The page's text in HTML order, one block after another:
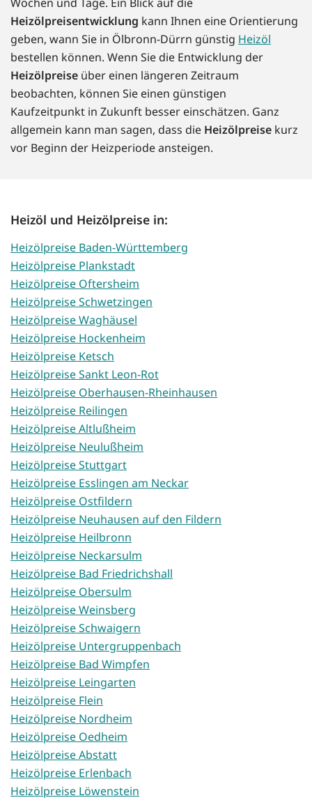
Heizölpreisentwicklung kann Ihnen eine Orientierung
geben, wann Sie in Ölbronn-Dürrn günstig Heizöl
bestellen können. Wenn Sie die Entwicklung der
Heizölpreise über einen längeren Zeitraum
beobachten, können Sie einen günstigen
Kaufzeitpunkt in Zukunft besser einschätzen. Ganz
allgemein kann man sagen, dass die Heizölpreise kurz
vor Beginn der Heizperiode ansteigen.
Heizöl und Heizölpreise in:
Heizölpreise Baden-Württemberg
Heizölpreise Plankstadt
Heizölpreise Oftersheim
Heizölpreise Schwetzingen
Heizölpreise Waghäusel
Heizölpreise Hockenheim
Heizölpreise Ketsch
Heizölpreise Sankt Leon-Rot
Heizölpreise Oberhausen-Rheinhausen
Heizölpreise Reilingen
Heizölpreise Altlußheim
Heizölpreise Neulußheim
Heizölpreise Stuttgart
Heizölpreise Esslingen am Neckar
Heizölpreise Ostfildern
Heizölpreise Neuhausen auf den Fildern
Heizölpreise Heilbronn
Heizölpreise Neckarsulm
Heizölpreise Bad Friedrichshall
Heizölpreise Obersulm
Heizölpreise Weinsberg
Heizölpreise Schwaigern
Heizölpreise Untergruppenbach
Heizölpreise Bad Wimpfen
Heizölpreise Leingarten
Heizölpreise Flein
Heizölpreise Nordheim
Heizölpreise Oedheim
Heizölpreise Abstatt
Heizölpreise Erlenbach
Heizölpreise Löwenstein